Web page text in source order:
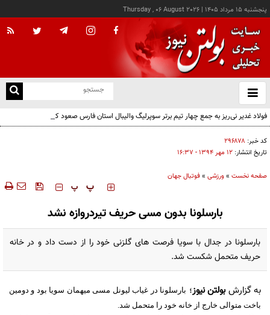
پنجشنبه ۱۵ مرداد ۱۴۰۵ |
Thursday , 06 August 2026
باز
و
فولاد غدیر نی‌ریز به جمع چهار تیم برتر سوپرلیگ والیبال استان فارس صعود کرد
کد خبر: ۲۹۶۸۷۸
تاریخ انتشار: ۱۲ مهر ۱۳۹۴ - ۱۶:۳۷
صفحه نخست »ورزشی »فوتبال جهان
‍‍‍ پ پ
بارسلونا بدون مسی حریف تیردروازه نشد
بارسلونا در جدال با سویا فرصت های گلزنی خود را از دست داد و در خانه
حریف متحمل شکست شد.
به گزارشبولتن نیوز؛ بارسلونا در غیاب لیونل مسی میهمان سویا بود و دومین
باخت متوالی خارج از خانه خود را متحمل شد.